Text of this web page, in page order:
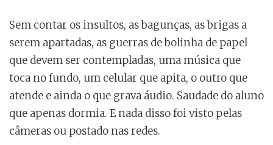
Sem contar os insultos, as bagunças, as brigas a
serem apartadas, as guerras de bolinha de papel
que devem ser contempladas, uma música que
toca no fundo, um celular que apita, o outro que
atende e ainda o que grava áudio. Saudade do aluno
que apenas dormia. E nada disso foi visto pelas
câmeras ou postado nas redes.